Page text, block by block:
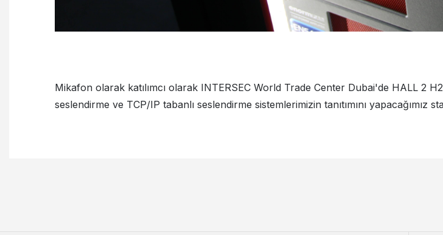
Mikafon olarak katılımcı olarak INTERSEC World Trade Center Dubai'de HALL 2
seslendirme ve TCP/IP tabanlı seslendirme sistemlerimizin tanıtımını yapacağımız